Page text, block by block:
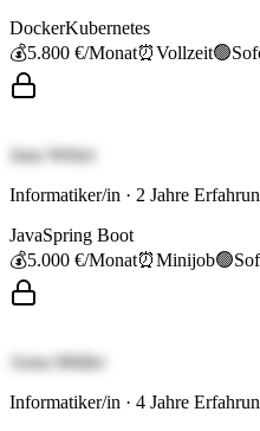
DockerKubernetes
💰5.800 €/Monat⏰Vollzeit🟢
Jana Weber
Informatiker/in · 2 Jahre
JavaSpring Boot
💰5.000 €/Monat⏰Minijob🟢
Anna Müller
Informatiker/in · 4 Jahre